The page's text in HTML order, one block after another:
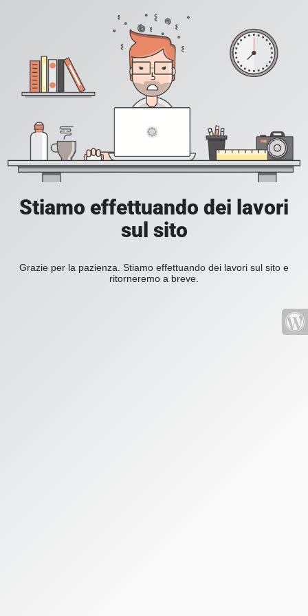
Stiamo effettuando dei lavori
sul sito
Grazie per la pazienza. Stiamo effettuando dei lavori sul sito e
ritorneremo a breve.